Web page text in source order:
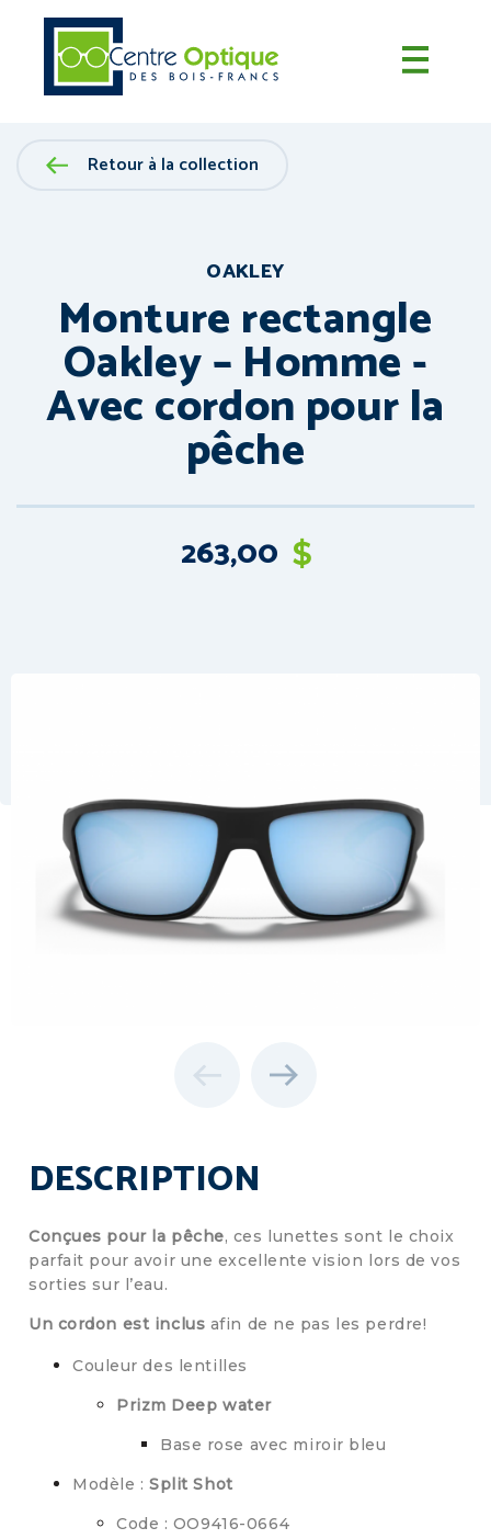
Retour à la collection
OAKLEY
Monture rectangle
Oakley – Homme -
Avec cordon pour la
pêche
263,00 $
DESCRIPTION
Conçues pour la pêche, ces lunettes sont le choix
parfait pour avoir une excellente vision lors de vos
sorties sur l’eau.
Un cordon est inclus afin de ne pas les perdre!
Couleur des lentilles
Prizm Deep water
Base rose avec miroir bleu
Modèle :Split Shot
Code : OO9416-0664